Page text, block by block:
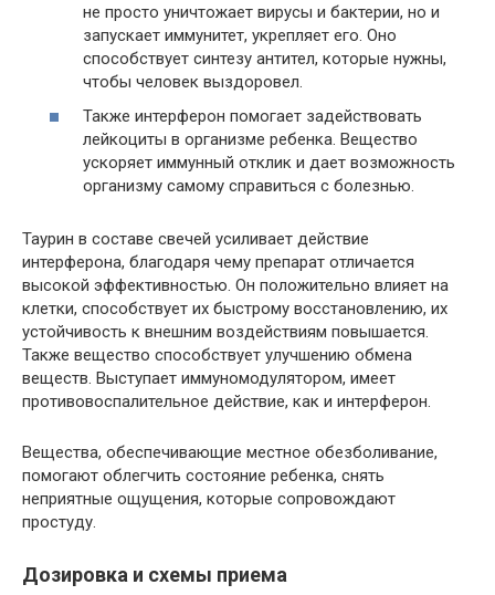
не просто уничтожает вирусы и бактерии, но и
запускает иммунитет, укрепляет его. Оно
способствует синтезу антител, которые нужны,
чтобы человек выздоровел.
Также интерферон помогает задействовать
лейкоциты в организме ребенка. Вещество
ускоряет иммунный отклик и дает возможность
организму самому справиться с болезнью.
Таурин в составе свечей усиливает действие
интерферона, благодаря чему препарат отличается
высокой эффективностью. Он положительно влияет на
клетки, способствует их быстрому восстановлению, их
устойчивость к внешним воздействиям повышается.
Также вещество способствует улучшению обмена
веществ. Выступает иммуномодулятором, имеет
противовоспалительное действие, как и интерферон.
Вещества, обеспечивающие местное обезболивание,
помогают облегчить состояние ребенка, снять
неприятные ощущения, которые сопровождают
простуду.
Дозировка и схемы приема